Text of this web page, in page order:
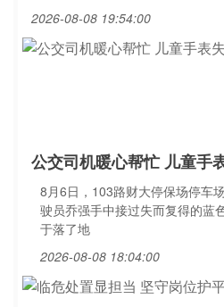
2026-08-08 19:54:00
公交司机暖心帮忙 儿童手
8月6日，103路财大停保场停车
驶员乔强手中接过失而复得的蓝
于落了地
2026-08-08 18:04:00